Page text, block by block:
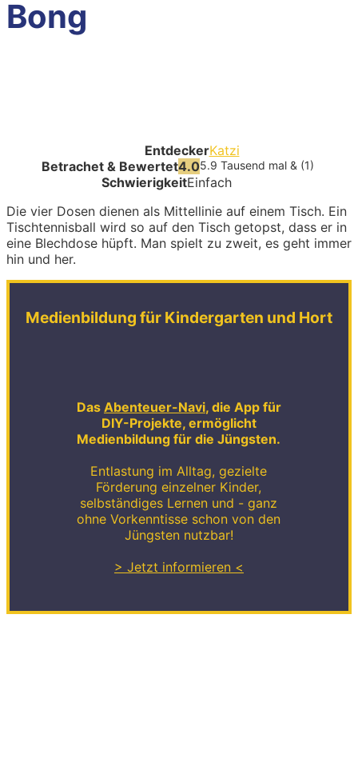
Bong
EntdeckerKatzi
Betrachet & Bewertet4.05.9 Tausend mal & (1)
SchwierigkeitEinfach
Die vier Dosen dienen als Mittellinie auf einem Tisch. Ein
Tischtennisball wird so auf den Tisch getopst, dass er in
eine Blechdose hüpft. Man spielt zu zweit, es geht immer
hin und her.
Medienbildung für Kindergarten und Hort
Das Abenteuer-Navi, die App für
DIY-Projekte, ermöglicht
Medienbildung für die Jüngsten.
Entlastung im Alltag, gezielte
Förderung einzelner Kinder,
selbständiges Lernen und - ganz
ohne Vorkenntisse schon von den
Jüngsten nutzbar!
> Jetzt informieren <